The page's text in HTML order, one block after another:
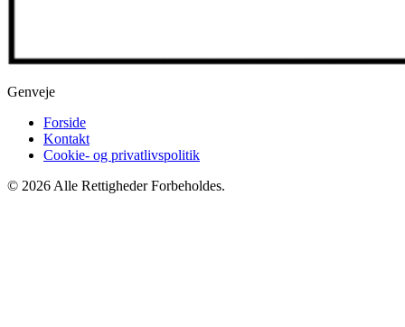
Genveje
Forside
Kontakt
Cookie- og privatlivspolitik
© 2026 Alle Rettigheder Forbeholdes.